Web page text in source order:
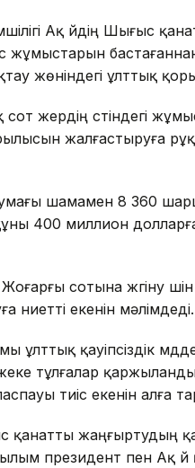
Ақ үйдің Шығыс
жұмыстарын
жөніндегі ұлттық
жердің үстіндегі
жалғастыруға
шамамен 8 360
400 миллион
сотына жүгіну
ниетті екенін мәлімдеді.
ұлттық қауіпсіздік
тұлғалар
тиіс екенін алға
қанатты жаңғыртудың
президент пен Ақ үй